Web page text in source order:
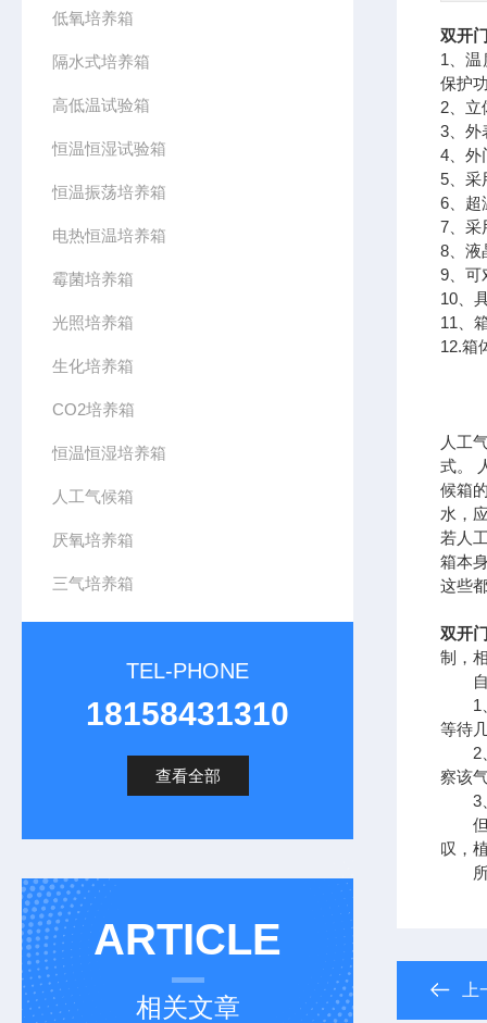
低氧培养箱
隔水式培养箱
高低温试验箱
恒温恒湿试验箱
恒温振荡培养箱
电热恒温培养箱
霉菌培养箱
光照培养箱
生化培养箱
CO2培养箱
恒温恒湿培养箱
人工气候箱
厌氧培养箱
三气培养箱
TEL-PHONE
18158431310
查看全部
ARTICLE
相关文章
双开
1、
保护
2、立
3、外
4、外
5、采
6、超
7、采
8、液
9、可
10、
11、
12.箱
人工
式。
候箱
水，
若人
箱本
这些
双开
制，
自
1、
等待
2、
察该
3、
但是
叹，
所以